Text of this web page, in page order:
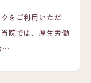
をご利用いただ
院では、厚生労働